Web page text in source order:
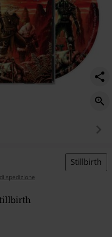
spedizione
Stillbirth